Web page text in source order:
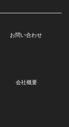
お問い合わせ
会社概要